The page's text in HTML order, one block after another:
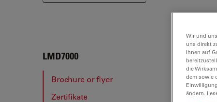
LMD7000
Brochure or flyer
Zertifikate
Wir und
uns direkt
Ihnen auf
die
dem sowie
ändern.